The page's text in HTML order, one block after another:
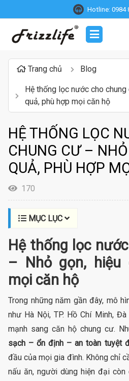
Hotline: 0984
Trang chủ Blog
Hệ thống lọc nước cho
quả, phù hợp mọi căn hộ
HỆ THỐNG LỌC
CHUNG CƯ –
QUẢ, PHÙ HỢP
170
MỤC LỤC
Hệ thống lọc
– Nhỏ gọn, hiệu
mọi căn hộ
Trong những năm gần đây, mô
như Hà Nội, TP. Hồ Chí Minh,
mạnh sang căn hộ chung cư.
sạch – ổn định – an toàn tuyệt
đầu của mọi gia đình. Không chỉ
nấu ăn, người dùng hiện đại